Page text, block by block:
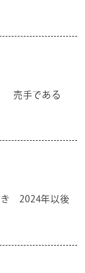
売手である
き 2024年以後